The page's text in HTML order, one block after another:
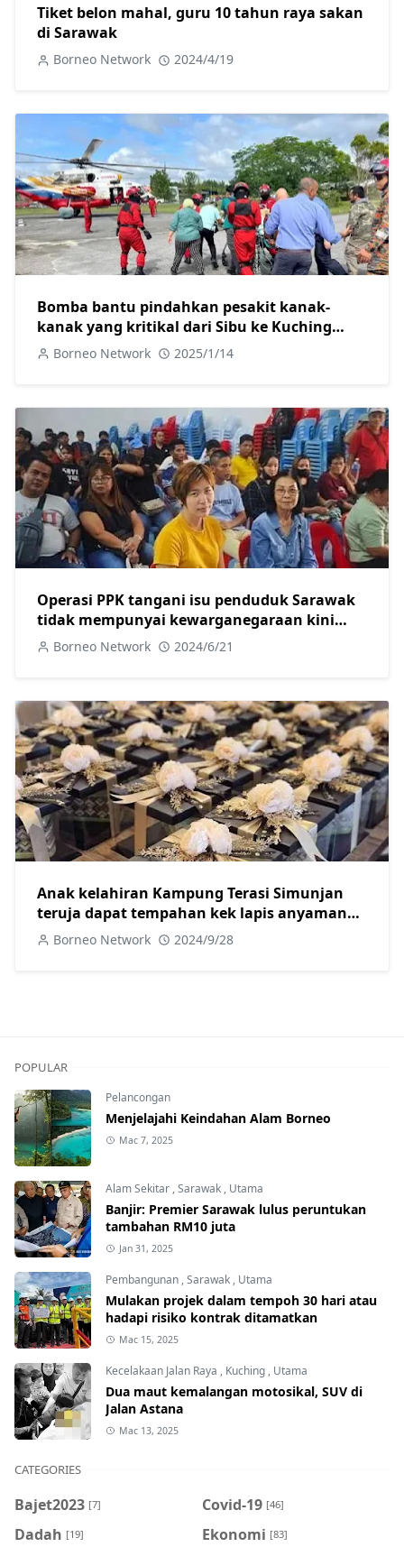
Tiket belon mahal, guru 10 tahun raya sakan
di Sarawak
Borneo Network 2024/4/19
Bomba bantu pindahkan pesakit kanak-
kanak yang kritikal dari Sibu ke Kuching
guna helikopter
Borneo Network 2025/1/14
Operasi PPK tangani isu penduduk Sarawak
tidak mempunyai kewarganegaraan kini
dijalankan di Beluru
Borneo Network 2024/6/21
Anak kelahiran Kampung Terasi Simunjan
teruja dapat tempahan kek lapis anyaman
daripada Agong
Borneo Network 2024/9/28
POPULAR
Pelancongan
Menjelajahi Keindahan Alam Borneo
Mac 7, 2025
Alam Sekitar ,Sarawak , Utama
Banjir: Premier Sarawak lulus peruntukan
tambahan RM10 juta
Jan 31, 2025
Pembangunan ,Sarawak , Utama
Mulakan projek dalam tempoh 30 hari atau
hadapi risiko kontrak ditamatkan
Mac 15, 2025
Kecelakaan Jalan Raya , Kuching , Utama
Dua maut kemalangan motosikal, SUV di
Jalan Astana
Mac 13, 2025
CATEGORIES
Bajet2023 [7] Covid-19 [46]
Dadah [19] Ekonomi [83]